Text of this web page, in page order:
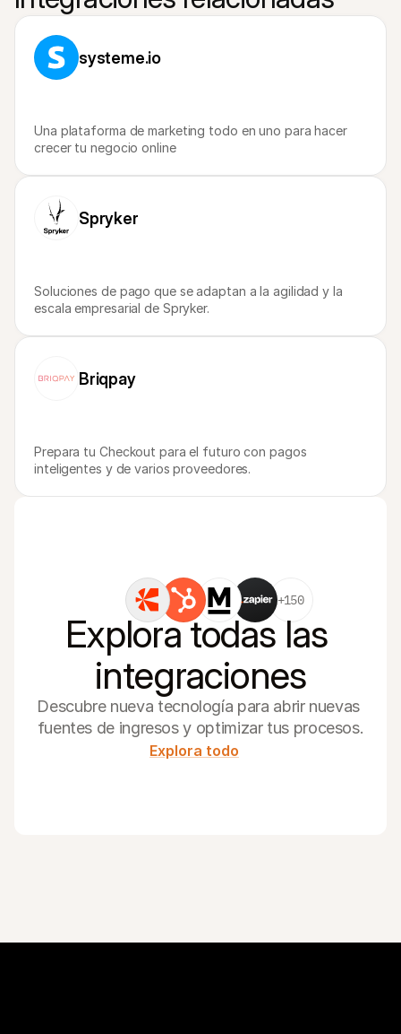
systeme.io
Una plataforma de marketing todo en uno para hacer
crecer tu negocio online
Spryker
Soluciones de pago que se adaptan a la agilidad y la
escala empresarial de Spryker.
Briqpay
Prepara tu Checkout para el futuro con pagos
inteligentes y de varios proveedores.
+150
Explora todas las
integraciones
Descubre nueva tecnología para abrir nuevas
fuentes de ingresos y optimizar tus procesos.
Explora todo
Compradores
Clientes de Mollie
Contactar equipo de atención al cliente
Contactar equipo de ventas
Descubre cómo podemos ayudar a tu empresa